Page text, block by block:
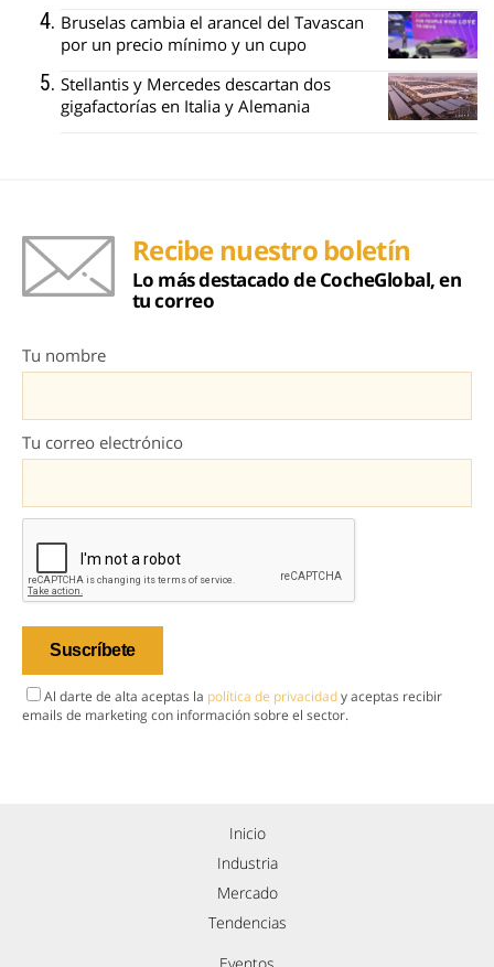
Bruselas cambia el arancel del Tavascan
por un precio mínimo y un cupo
Stellantis y Mercedes descartan dos
gigafactorías en Italia y Alemania
Recibe nuestro boletín
Lo más destacado de CocheGlobal, en
tu correo
Tu nombre
Tu correo electrónico
Al darte de alta aceptas la política de privacidady aceptas recibir
emails de marketing con información sobre el sector.
Inicio
Industria
Mercado
Tendencias